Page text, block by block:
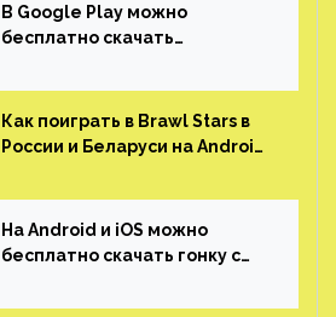
В Google Play можно
бесплатно скачать
открытым миром, прокачкой,
гонками и тюнингом машины
Как поиграть в Brawl Stars в
России и Беларуси на Android
На Android и iOS можно
бесплатно скачать гонку с
который больше, чем в